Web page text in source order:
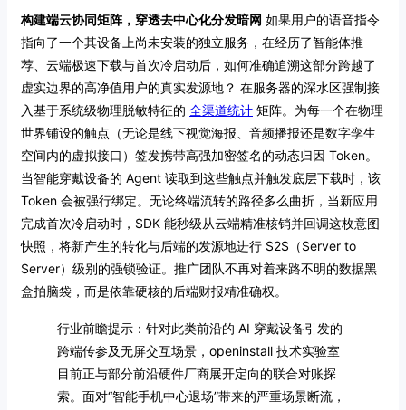
构建端云协同矩阵，穿透去中心化分发暗网 如果用户的语音指令
指向了一个其设备上尚未安装的独立服务，在经历了智能体推
荐、云端极速下载与首次冷启动后，如何准确追溯这部分跨越了
虚实边界的高净值用户的真实发源地？ 在服务器的深水区强制接
入基于系统级物理脱敏特征的 全渠道统计 矩阵。为每一个在物理
世界铺设的触点（无论是线下视觉海报、音频播报还是数字孪生
空间内的虚拟接口）签发携带高强加密签名的动态归因 Token。
当智能穿戴设备的 Agent 读取到这些触点并触发底层下载时，该
Token 会被强行绑定。无论终端流转的路径多么曲折，当新应用
完成首次冷启动时，SDK 能秒级从云端精准核销并回调这枚意图
快照，将新产生的转化与后端的发源地进行 S2S（Server to
Server）级别的强锁验证。推广团队不再对着来路不明的数据黑
盒拍脑袋，而是依靠硬核的后端财报精准确权。
行业前瞻提示：针对此类前沿的 AI 穿戴设备引发的
跨端传参及无屏交互场景，openinstall 技术实验室
目前正与部分前沿硬件厂商展开定向的联合对账探
索。面对“智能手机中心退场”带来的严重场景断流，